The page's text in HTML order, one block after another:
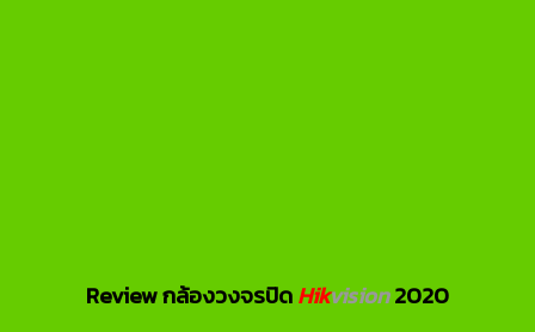
Review กล้องวงจรปิดHikvision2020